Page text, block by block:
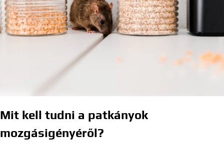
Mit kell tudni a patkányok
mozgásigényéről?